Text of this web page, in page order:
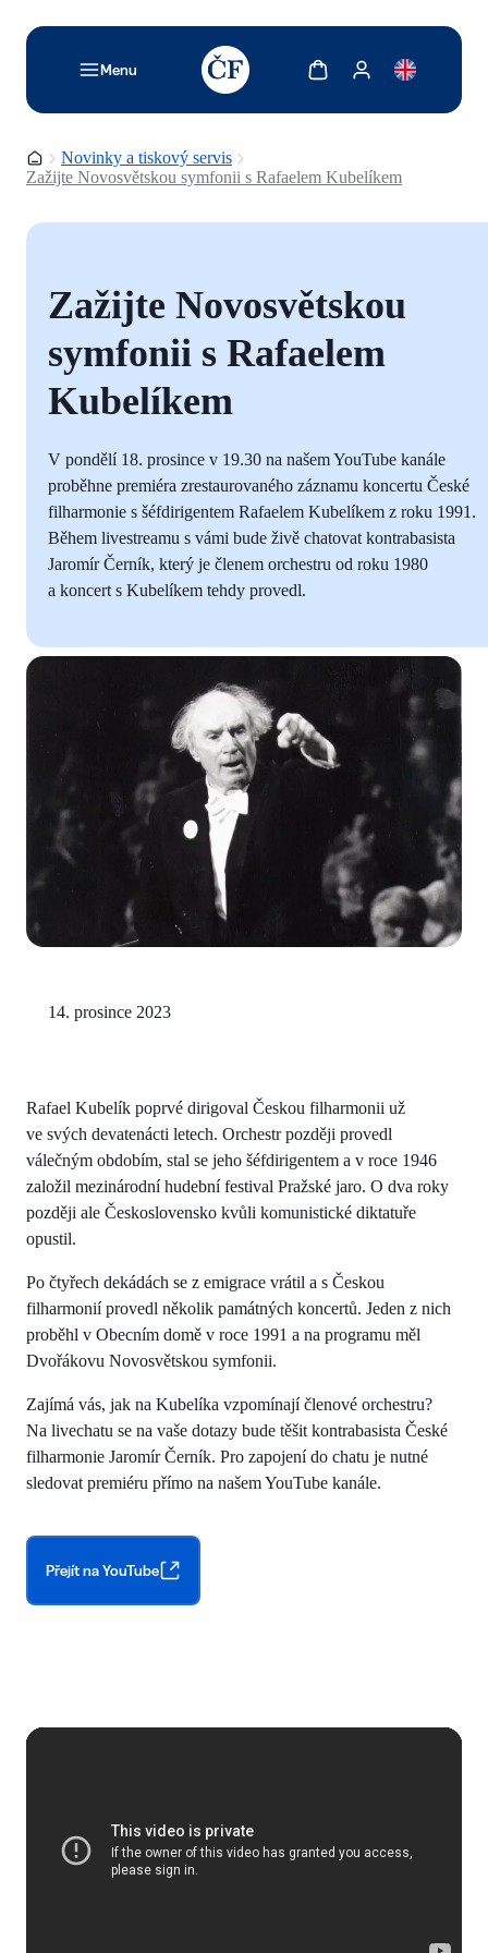
Menu
TODO: Add description for reader
Zobrazit košíkZobrazit můj účet
Domovská stránka
Novinky a tiskový servis
Zažijte Novosvětskou symfonii s Rafaelem Kubelíkem
Zažijte Novosvětskou
symfonii s Rafaelem
Kubelíkem
V pondělí 18. prosince v 19.30 na našem YouTube kanále
proběhne premiéra zrestaurovaného záznamu koncertu České
filharmonie s šéfdirigentem Rafaelem Kubelíkem z roku 1991.
Během livestreamu s vámi bude živě chatovat kontrabasista
Jaromír Černík, který je členem orchestru od roku 1980
a koncert s Kubelíkem tehdy provedl.
14. prosince 2023
Rafael Kubelík poprvé dirigoval Českou filharmonii už
ve svých devatenácti letech. Orchestr později provedl
válečným obdobím, stal se jeho šéfdirigentem a v roce 1946
založil mezinárodní hudební festival Pražské jaro. O dva roky
později ale Československo kvůli komunistické diktatuře
opustil.
Po čtyřech dekádách se z emigrace vrátil a s Českou
filharmonií provedl několik památných koncertů. Jeden z nich
proběhl v Obecním domě v roce 1991 a na programu měl
Dvořákovu Novosvětskou symfonii.
Zajímá vás, jak na Kubelíka vzpomínají členové orchestru?
Na livechatu se na vaše dotazy bude těšit kontrabasista České
filharmonie Jaromír Černík. Pro zapojení do chatu je nutné
sledovat premiéru přímo na našem YouTube kanále.
Přejít na YouTube